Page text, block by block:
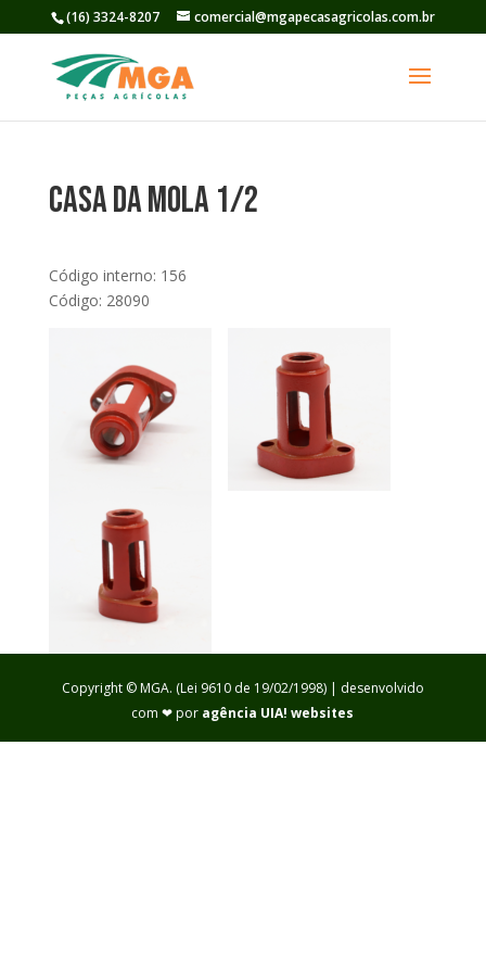
(16) 3324-8207 comercial@mgapecasagricolas.com.br
Casa da Mola 1/2
Código interno: 156
Código: 28090
Copyright © MGA. (Lei 9610 de 19/02/1998) | desenvolvido
com ❤ por agência UIA! websites